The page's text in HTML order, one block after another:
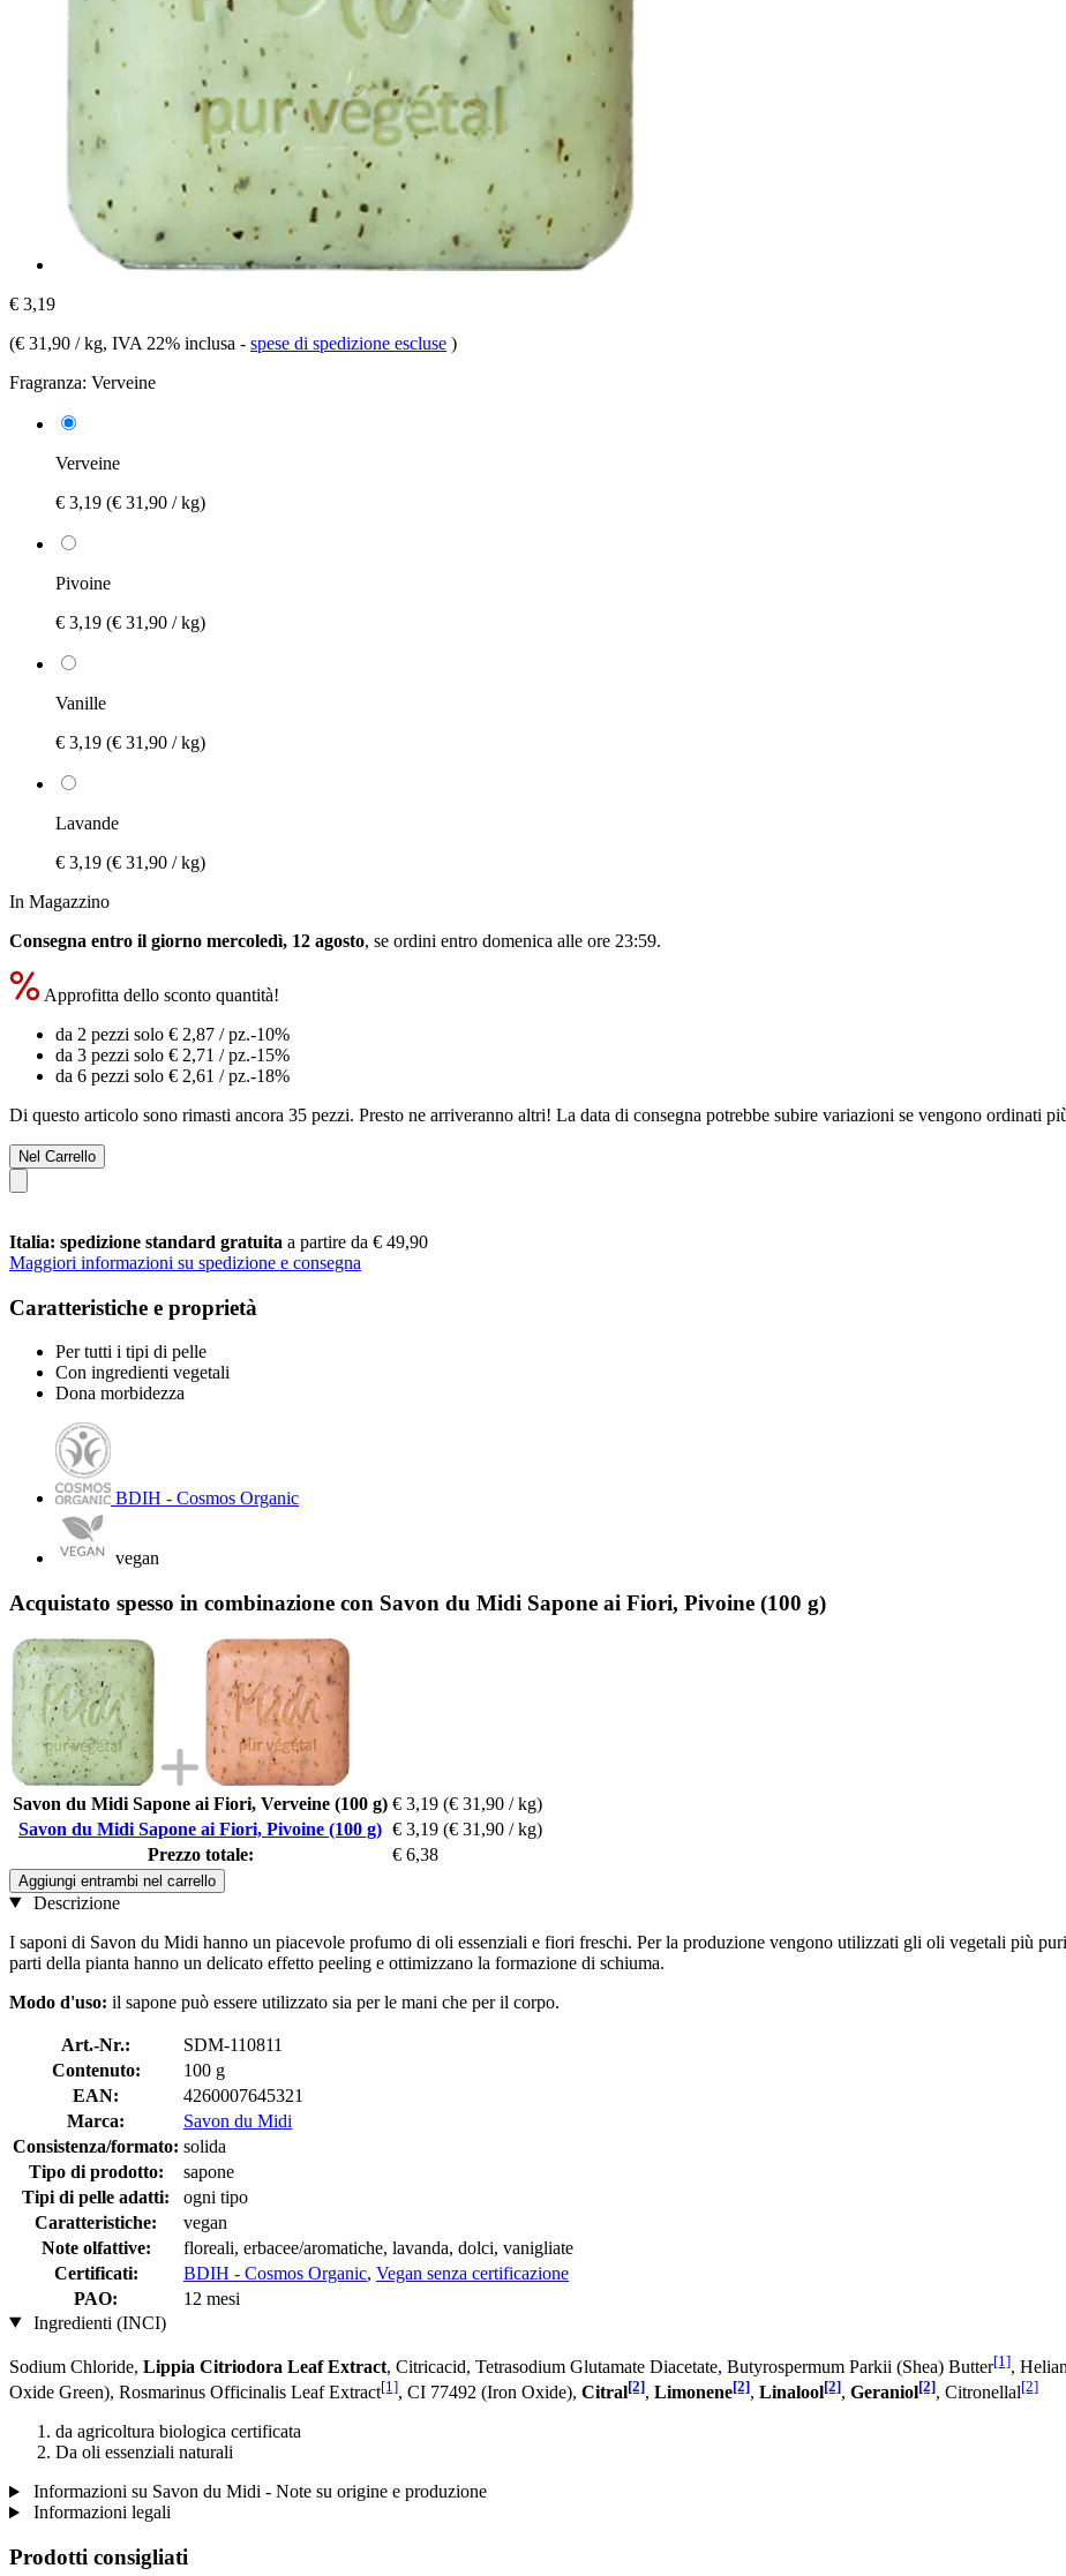
€ 3,19
(€ 31,90 / kg, IVA 22% inclusa - spese di spedizione escluse )
Fragranza: Verveine
Verveine
€ 3,19 (€ 31,90 / kg)
Pivoine
€ 3,19 (€ 31,90 / kg)
Vanille
€ 3,19 (€ 31,90 / kg)
Lavande
€ 3,19 (€ 31,90 / kg)
In Magazzino
Consegna entro il giorno mercoledì, 12 agosto, se ordini entro domenica alle ore 23:59.
Approfitta dello sconto quantità!
da 2 pezzi solo € 2,87 / pz.-10%
da 3 pezzi solo € 2,71 / pz.-15%
da 6 pezzi solo € 2,61 / pz.-18%
Di questo articolo sono rimasti ancora 35 pezzi. Presto ne arriveranno altri! La data di consegna potrebbe subire variazioni se vengono ordinati
Nel Carrello
Italia: spedizione standard gratuita a partire da € 49,90
Maggiori informazioni su spedizione e consegna
Caratteristiche e proprietà
Per tutti i tipi di pelle
Con ingredienti vegetali
Dona morbidezza
BDIH - Cosmos Organic
vegan
Acquistato spesso in combinazione con Savon du Midi Sapone ai Fiori, Pivoine (100 g)
Savon du Midi Sapone ai Fiori, Verveine (100 g) € 3,19 (€ 31,90 / kg)
Savon du Midi Sapone ai Fiori, Pivoine (100 g) € 3,19 (€ 31,90 / kg)
Prezzo totale:
€ 6,38
Aggiungi entrambi nel carrello
Descrizione
I saponi di Savon du Midi hanno un piacevole profumo di oli essenziali e fiori freschi. Per la produzione vengono utilizzati gli oli vegetali più
parti della pianta hanno un delicato effetto peeling e ottimizzano la formazione di schiuma.
Modo d'uso: il sapone può essere utilizzato sia per le mani che per il corpo.
Art.-Nr.:
SDM-110811
Contenuto:
100 g
EAN:
4260007645321
Marca:
Savon du Midi
Consistenza/formato: solida
Tipo di prodotto:
sapone
Tipi di pelle adatti:
ogni tipo
Caratteristiche:
vegan
Note olfattive:
floreali, erbacee/aromatiche, lavanda, dolci, vanigliate
Certificati:
BDIH - Cosmos Organic, Vegan senza certificazione
PAO:
12 mesi
Ingredienti (INCI)
Sodium Chloride, Lippia Citriodora Leaf Extract, Citricacid, Tetrasodium Glutamate Diacetate, Butyrospermum Parkii (Shea) Butter[1],
Oxide Green), Rosmarinus Officinalis Leaf Extract[1], CI 77492 (Iron Oxide), Citral[2], Limonene[2], Linalool[2], Geraniol[2], Citronellal[2]
da agricoltura biologica certificata
Da oli essenziali naturali
Informazioni su Savon du Midi - Note su origine e produzione
Informazioni legali
Prodotti consigliati